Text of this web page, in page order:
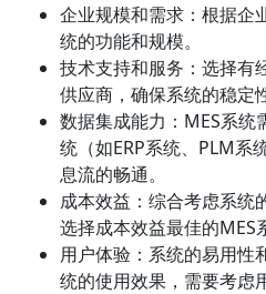
企业规模和需求：根据企
统的功能和规模。
技术支持和服务：选择有
供应商，确保系统的稳定
数据集成能力：MES系统
统（如ERP系统、PLM系
息流的畅通。
成本效益：综合考虑系统
选择成本效益最佳的MES
用户体验：系统的易用性
统的使用效果，需要考虑